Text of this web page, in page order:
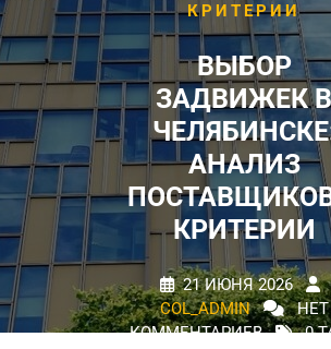
КРИТЕРИИ
ВЫБОР
ЗАДВИЖЕК В
АНАЛИЗ
КРИТЕРИИ
21 ИЮНЯ 2026
COL_ADMIN
НЕТ
КОММЕНТАРИЕВ
0